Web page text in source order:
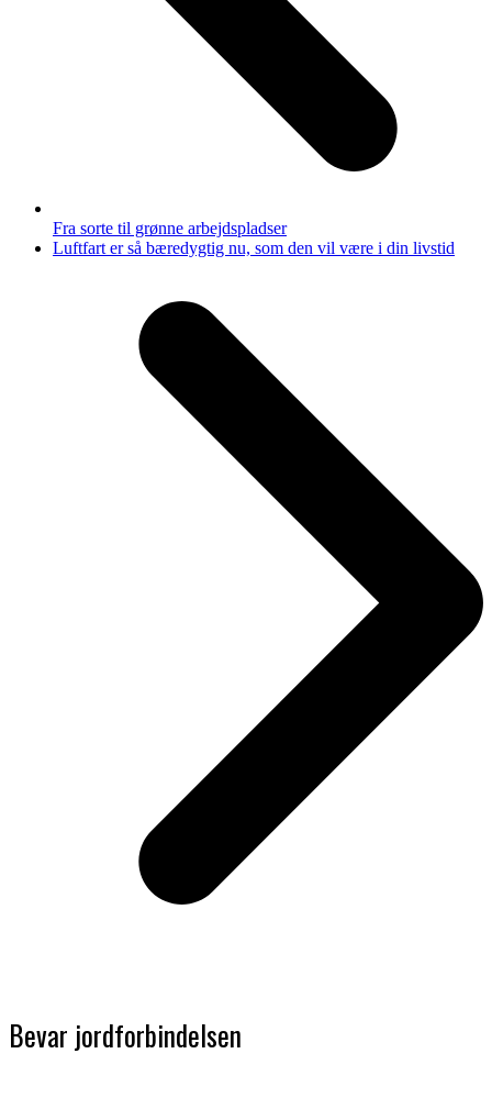
Fra sorte til grønne arbejdspladser
next
Luftfart er så bæredygtig nu, som den vil være i din livstid
Bevar jordforbindelsen